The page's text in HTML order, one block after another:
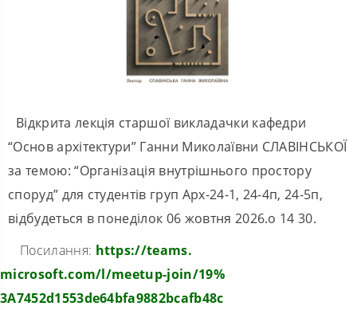
Відкрита лекція старшої викладачки кафедри
“Основ архітектури” Ганни Миколаївни СЛАВІНСЬКОЇ
за темою: “Організація внутрішнього простору
споруд” для студентів груп Арх-24-1, 24-4п, 24-5п,
відбудеться в понеділок 06 жовтня 2026.о 14 30.
Посилання: https://teams.
microsoft.com/l/meetup-join/19%
3A7452d1553de64bfa9882bcafb48c